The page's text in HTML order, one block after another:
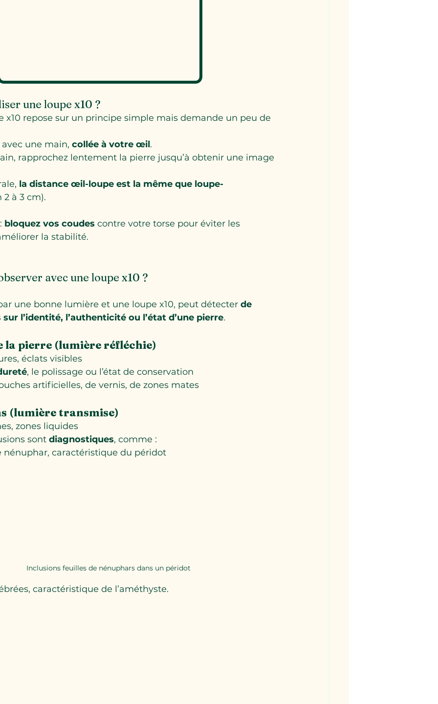
une loupe x10 ?
x10 repose sur un principe simple mais demande un peu de
une main, collée à votre œil.
rapprochez lentement la pierre jusqu’à obtenir une image
la distance œil-loupe est la même que loupe-
2 à 3 cm).
bloquez vos coudes contre votre torse pour éviter les
la stabilité.
avec une loupe x10 ?
une bonne lumière et une loupe x10, peut détecter de
l’identité, l’authenticité ou l’état d’une pierre.
la pierre (lumière réfléchie)
éclats visibles
, le polissage ou l’état de conservation
artificielles, de vernis, de zones mates
(lumière transmise)
zones liquides
sont diagnostiques, comme :
nénuphar, caractéristique du péridot
Inclusions feuilles de nénuphars dans un péridot
caractéristique de l’améthyste.